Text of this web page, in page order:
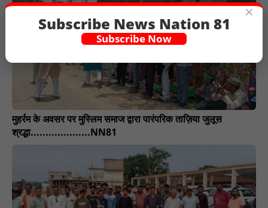
मुहर्रम के अवसर पर मुस्लिम समाज द्वारा पारंपरिक ताज़िया जुलूस
श्रद्धा....................NN81
×
Subscribe News Nation 81
Subscribe Now